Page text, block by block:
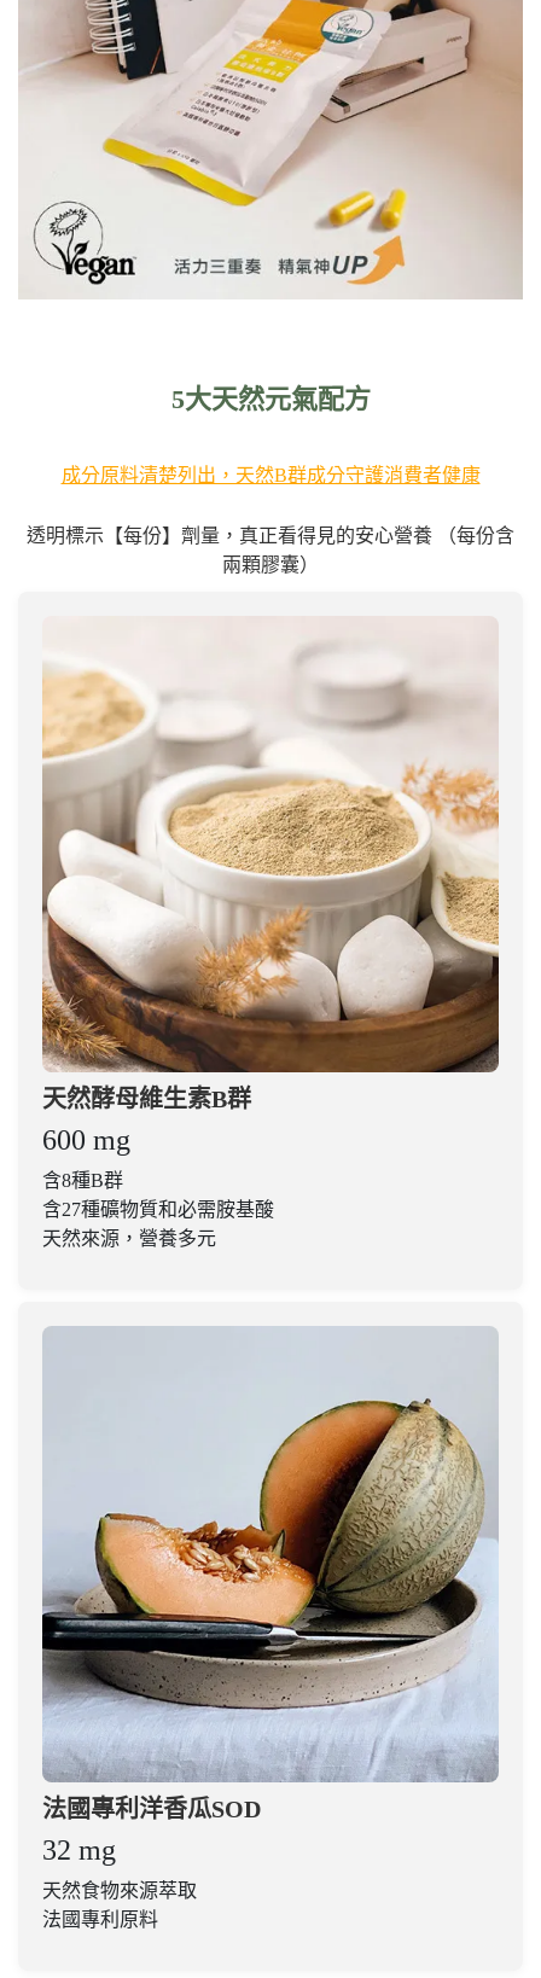
5大天然元氣配方
成分原料清楚列出，天然B群成分守護消費者健康
透明標示【每份】劑量，真正看得見的安心營養 （每份含
兩顆膠囊）
天然酵母維生素B群
600 mg
含8種B群
含27種礦物質和必需胺基酸
天然來源，營養多元
法國專利洋香瓜SOD
32 mg
天然食物來源萃取
法國專利原料